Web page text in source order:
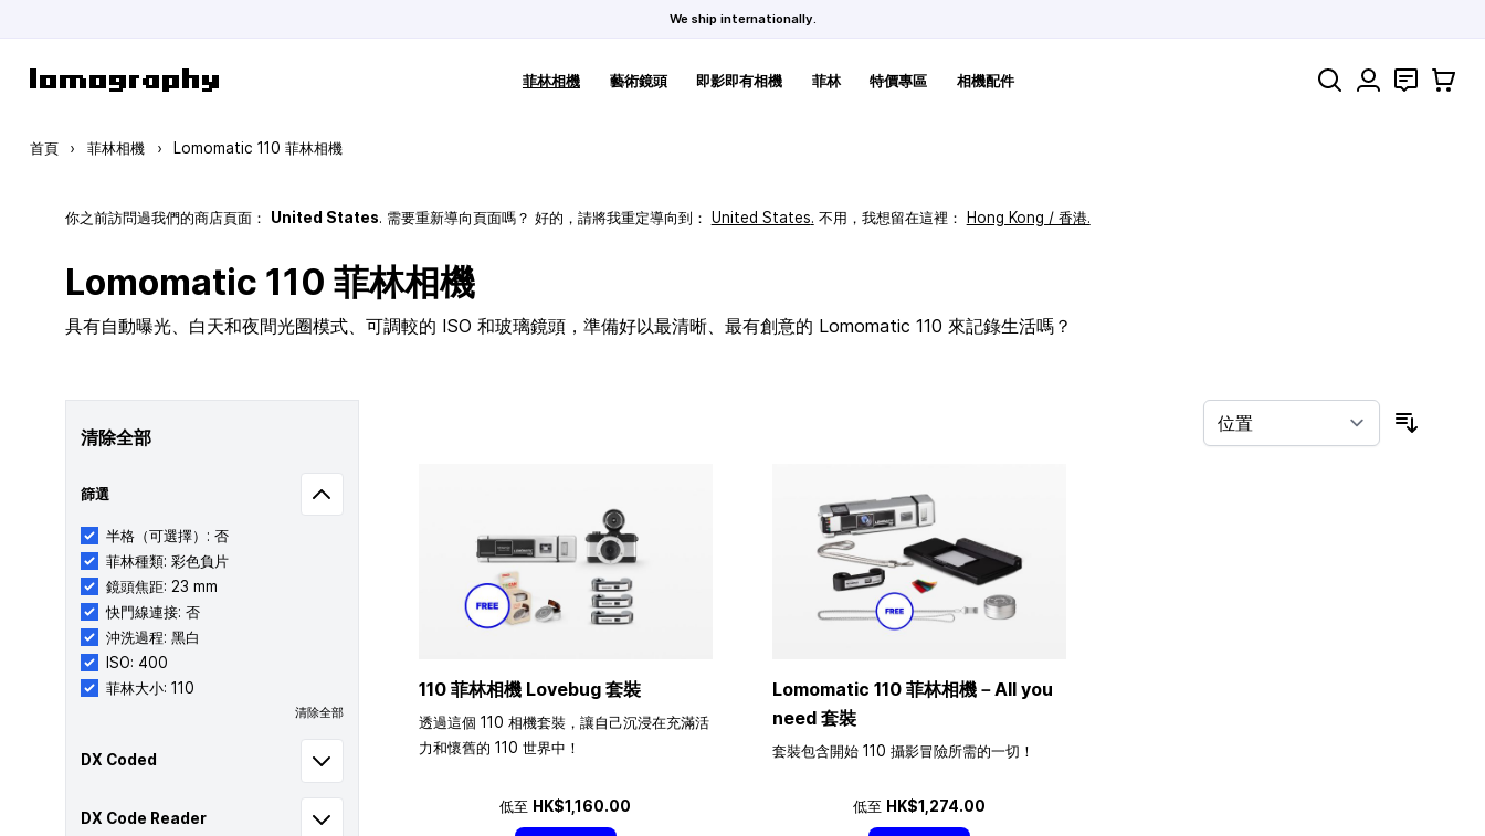
We ship internationally.
菲林相機 藝術鏡頭 即影即有相機 菲林 特價專區 相機配件 搜索 聯絡 購物車
首頁 › 菲林相機 › Lomomatic 110 菲林相機
你之前訪問過我們的商店頁面： United States. 需要重新導向頁面嗎？ 好的，請將我重定導向到： United States. 不用，我想留在這裡： Hong Kong / 香港.
Lomomatic 110 菲林相機
具有自動曝光、白天和夜間光圈模式、可調較的 ISO 和玻璃鏡頭，準備好以最清晰、最有創意的 Lomomatic 110 來記錄生活嗎？
清除全部
篩選
半格（可選擇）: 否
菲林種類: 彩色負片
鏡頭焦距: 23 mm
快門線連接: 否
沖洗過程: 黑白
ISO: 400
菲林大小: 110
清除全部
DX Coded
DX Code Reader
110 菲林相機 Lovebug 套裝
透過這個 110 相機套裝，讓自己沉浸在充滿活
力和懷舊的 110 世界中！
低至 HK$1,160.00
Lomomatic 110 菲林相機－All you
need 套裝
套裝包含開始 110 攝影冒險所需的一切！
低至 HK$1,274.00